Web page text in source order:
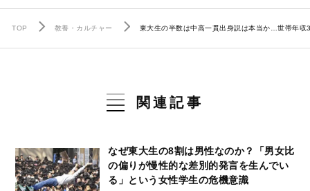
TOP 教養・カルチャー 東大生の半数は中高一貫出身説は本当か…世帯年
関連記事
なぜ東大生の8割は男性なのか？「男女比
の偏りが慢性的な差別的発言を生んでい
る」という女性学生の危機意識